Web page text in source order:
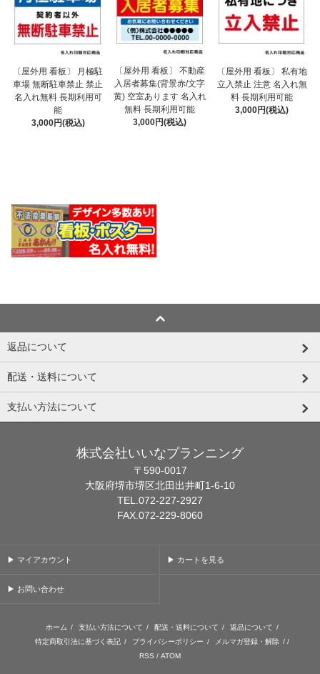
〔屋外用 看板〕 月極駐
車場 無断駐車禁止 禁止
名入れ無料 長期利用可
能
3,000円(税込)
〔屋外用 看板〕 不動産
入居者募集(背景赤/文字
黄) 空室あります 名入れ
無料 長期利用可能
3,000円(税込)
〔屋外用 看板〕 私有地
立入禁止 注意 名入れ無
料 長期利用可能
3,000円(税込)
返品について
配送・送料について
支払い方法について
株式会社いいなプランニング
〒590-0017
大阪府堺市堺区北田出井町1-6-10
TEL.072-227-2927
FAX.072-229-8060
▶ マイアカウント ▶ カートを見る
▶ お問い合わせ
ホーム / 支払い方法について / 配送・送料について / 返品について /
特定商取引法に基づく表記 / プライバシーポリシー / メルマガ登録・解除 / /
RSS / ATOM